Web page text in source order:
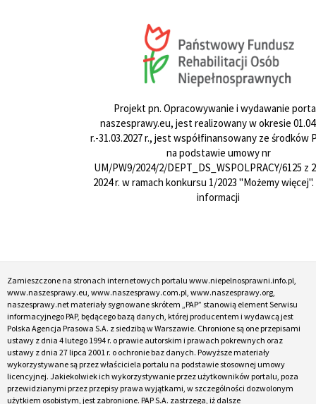
Projekt pn. Opracowywanie i wydawanie
naszesprawy.eu, jest realizowany w okresie
r.-31.03.2027 r., jest współfinansowany ze środków
na podstawie umowy nr
UM/PW9/2024/2/DEPT_DS_WSPOLPRACY/6125 z
2024 r. w ramach konkursu 1/2023 "Możemy więcej".
informacji
Zamieszczone na stronach internetowych portalu www.niepelnosprawni.info.pl,
www.naszesprawy.eu, www.naszesprawy.com.pl, www.naszesprawy.org,
naszesprawy.net materiały sygnowane skrótem „PAP” stanowią element Serwisu
informacyjnego PAP, będącego bazą danych, której producentem i wydawcą jest
Polska Agencja Prasowa S.A. z siedzibą w Warszawie. Chronione są one przepisami
ustawy z dnia 4 lutego 1994 r. o prawie autorskim i prawach pokrewnych oraz
ustawy z dnia 27 lipca 2001 r. o ochronie baz danych. Powyższe materiały
wykorzystywane są przez właściciela portalu na podstawie stosownej umowy
licencyjnej. Jakiekolwiek ich wykorzystywanie przez użytkowników portalu, poza
przewidzianymi przez przepisy prawa wyjątkami, w szczególności dozwolonym
użytkiem osobistym, jest zabronione. PAP S.A. zastrzega, iż dalsze